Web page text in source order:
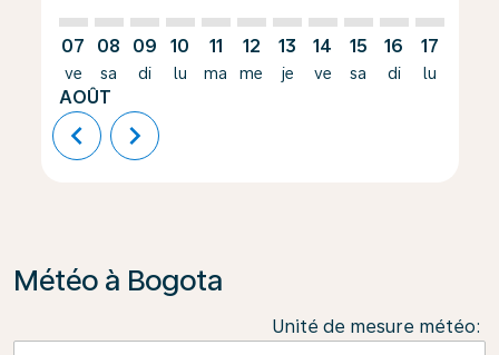
07
ve
AOÛT
08
sa
09
di
10
lu
11
ma
12
me
13
je
14
ve
15
sa
16
di
17
lu
chevron_left chevron_right
Météo à Bogota
Unité de mesure météo: